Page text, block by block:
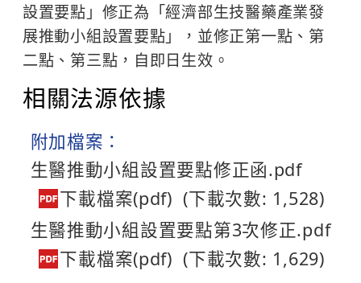
設置要點」修正為「經濟部生技醫藥產業發
展推動小組設置要點」，並修正第一點、第
二點、第三點，自即日生效。
相關法源依據
附加檔案：
生醫推動小組設置要點修正函.pdf
(下載次數: 1,528)
生醫推動小組設置要點第3次修正.pdf
(下載次數: 1,629)